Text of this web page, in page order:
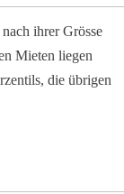
ihrer Grösse
Mieten liegen
die übrigen